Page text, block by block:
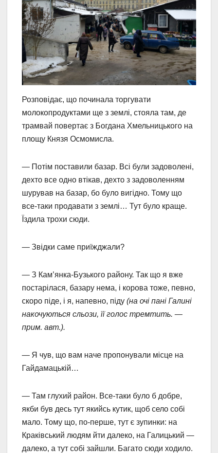
Розповідає, що починала торгувати
молокопродуктами ще з землі, стояла там, де
трамвай повертає з Богдана Хмельницького на
площу Князя Осмомисла.
— Потім поставили базар. Всі були задоволені,
дехто все одно втікав, дехто з задоволенням
шурував на базар, бо було вигідно. Тому що
все-таки продавати з землі… Тут було краще.
Їздила трохи сюди.
— Звідки саме приїжджали?
— З Кам’янка-Бузького району. Так що я вже
постарілася, базару нема, і корова тоже, певно,
скоро піде, і я, напевно, піду (на очі пані Галині
накочуються сльози, її голос тремтить. —
прим. авт.).
— Я чув, що вам наче пропонували місце на
Гайдамацькій…
— Там глухий район. Все-таки було б добре,
якби був десь тут якийсь кутик, щоб село собі
мало. Тому що, по-перше, тут є зупинки: на
Краківський людям йти далеко, на Галицький —
далеко, а тут собі зайшли. Багато сюди ходило.